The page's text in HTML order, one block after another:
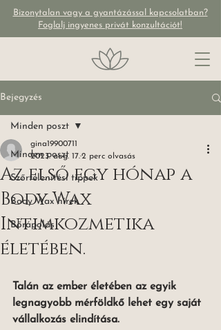
Bizonytalan vagy a gyantázással kapcsolatban?
Foglalj ingyenes privát konzultációt!
Bejegyzés
Minden poszt
Szőrtelenítési tippek
Body Wax hírek
Bőrápolás
Minden poszt
Az első egy hónap a
Body Wax
Intimkozmetika
életében.
gina19900711
2023. aug. 17.2 perc olvasás
Talán az ember életében az egyik
legnagyobb mérföldkő lehet egy saját
vállalkozás elindítása.